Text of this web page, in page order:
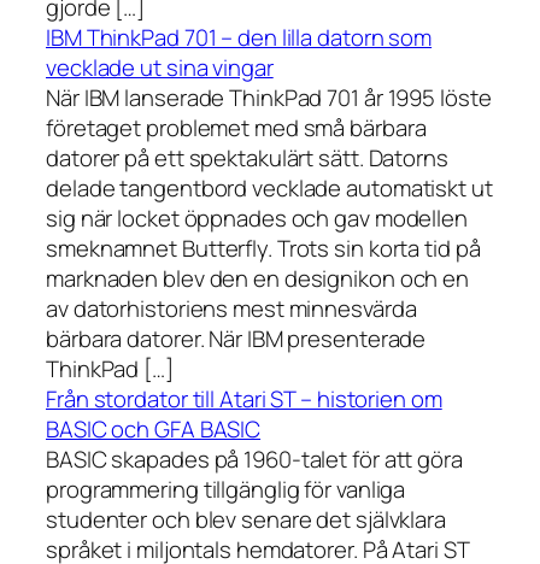
gjorde […]
IBM ThinkPad 701 – den lilla datorn som
vecklade ut sina vingar
När IBM lanserade ThinkPad 701 år 1995 löste
företaget problemet med små bärbara
datorer på ett spektakulärt sätt. Datorns
delade tangentbord vecklade automatiskt ut
sig när locket öppnades och gav modellen
smeknamnet Butterfly. Trots sin korta tid på
marknaden blev den en designikon och en
av datorhistoriens mest minnesvärda
bärbara datorer. När IBM presenterade
ThinkPad […]
Från stordator till Atari ST – historien om
BASIC och GFA BASIC
BASIC skapades på 1960-talet för att göra
programmering tillgänglig för vanliga
studenter och blev senare det självklara
språket i miljontals hemdatorer. På Atari ST